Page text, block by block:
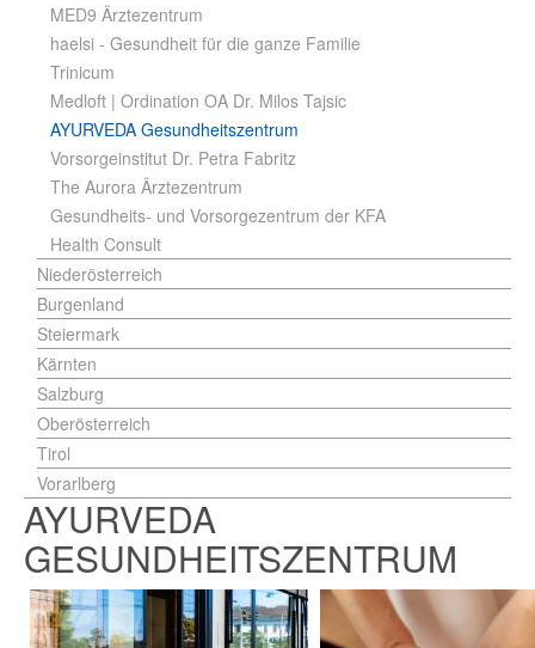
MED9 Ärztezentrum
haelsi - Gesundheit für die ganze Familie
Trinicum
Medloft | Ordination OA Dr. Milos Tajsic
AYURVEDA Gesundheitszentrum
Vorsorgeinstitut Dr. Petra Fabritz
The Aurora Ärztezentrum
Gesundheits- und Vorsorgezentrum der KFA
Health Consult
Niederösterreich
Burgenland
Steiermark
Kärnten
Salzburg
Oberösterreich
Tirol
Vorarlberg
AYURVEDA
GESUNDHEITSZENTRUM